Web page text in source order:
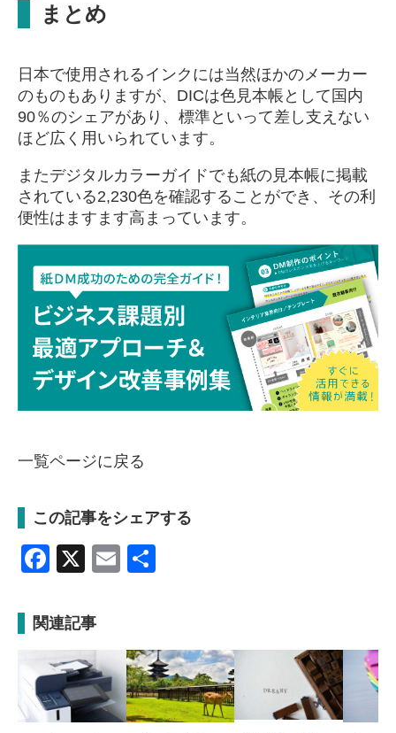
まとめ
日本で使用されるインクには当然ほかのメーカー
のものもありますが、DICは色見本帳として国内
90％のシェアがあり、標準といって差し支えない
ほど広く用いられています。
またデジタルカラーガイドでも紙の見本帳に掲載
されている2,230色を確認することができ、その利
便性はますます高まっています。
一覧ページに戻る
この記事をシェアする
Facebook
X Email
関連記事